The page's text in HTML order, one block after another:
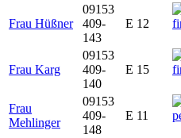
Frau Hüßner
09153
409-
143
E 12
Frau Karg
09153
409-
140
E 15
Frau
Mehlinger
09153
409-
148
E 11